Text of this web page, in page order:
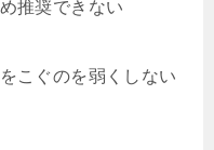
推奨できない
こぐのを弱くしない